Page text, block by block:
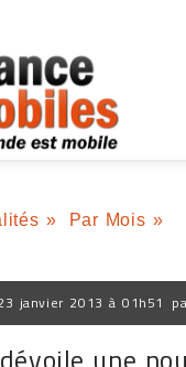
» Par Mois »
janvier 2013 à 01h51